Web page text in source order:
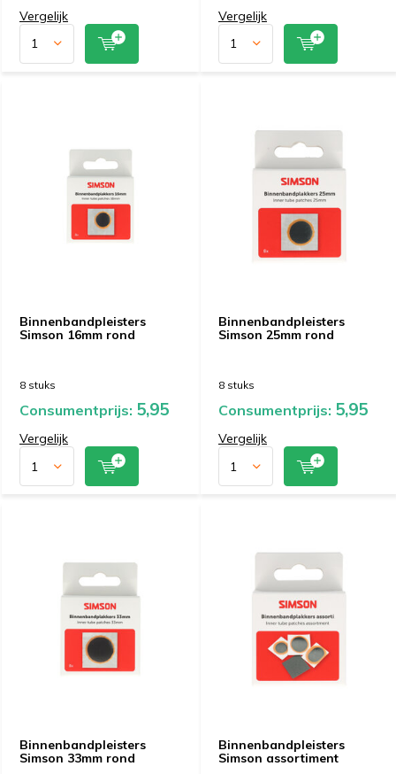
Vergelijk Vergelijk
Binnenbandpleisters
Simson 16mm rond
8 stuks
Consumentprijs: 5,95
Vergelijk
Binnenbandpleisters
Simson 25mm rond
8 stuks
Consumentprijs: 5,95
Vergelijk
Binnenbandpleisters
Simson 33mm rond
Binnenbandpleisters
Simson assortiment